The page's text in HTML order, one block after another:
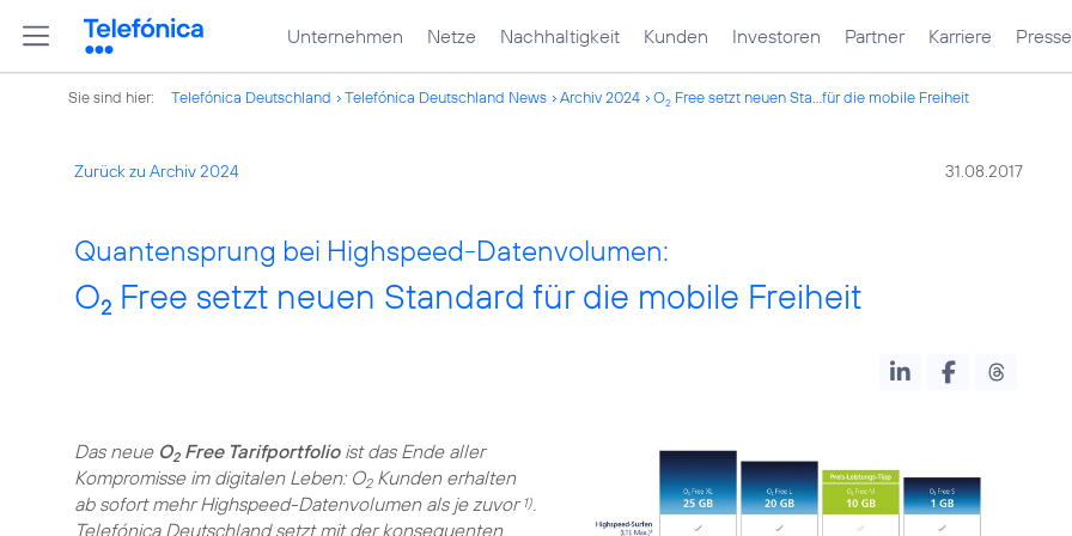
Unternehmen Netze Nachhaltigkeit Kunden Investoren Partner Karriere Presse
Sie sind hier: Telefónica Deutschland Telefónica Deutschland News Archiv 2024 O2 Free setzt neuen Sta...für die mobile Freiheit
Zurück zu Archiv 2024 31.08.2017
Quantensprung bei Highspeed-Datenvolumen:
O2 Free setzt neuen Standard für die mobile Freiheit
Das neue O2Free Tarifportfolioist das Ende aller
Kompromisse im digitalen Leben: O2Kunden erhalten
ab sofort mehr Highspeed-Datenvolumen als je zuvor 1).
Telefónica Deutschland setzt mit der konsequenten